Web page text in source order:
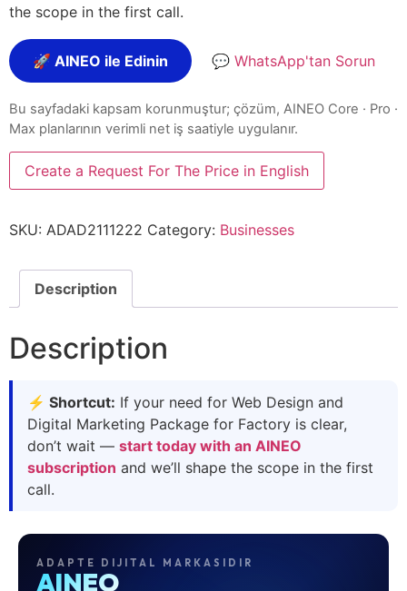
the scope in the first call.
🚀 AINEO ile Edinin 💬 WhatsApp'tan Sorun
Bu sayfadaki kapsam korunmuştur; çözüm, AINEO Core · Pro ·
Max planlarının verimli net iş saatiyle uygulanır.
Create a Request For The Price in English
SKU: ADAD2111222 Category: Businesses
Description
Description
⚡ Shortcut: If your need for Web Design and
Digital Marketing Package for Factory is clear,
don’t wait — start today with an AINEO
subscription and we’ll shape the scope in the first
call.
ADAPTE DIJITAL MARKASIDIR
AINEO